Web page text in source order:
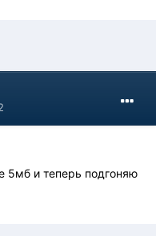
5мб и теперь подгоняю